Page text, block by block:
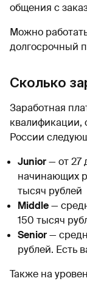
общения с
Можно
долгосрочный
Сколько
Заработная
квалификации,
России
Junior— от 27
начинающих
тысяч рублей
Middle—
150 тысяч
Senior—
рублей. Есть
Также на